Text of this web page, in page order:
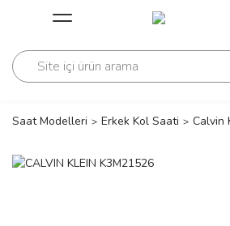
Geri Dön
Geri Dön
Saat Modelleri Erkek Kol Saati Calvin